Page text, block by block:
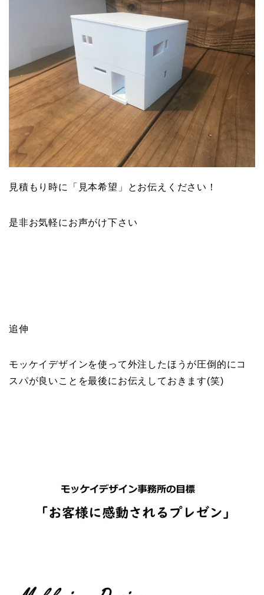
見積もり時に「見本希望」とお伝えください！
是非お気軽にお声がけ下さい
追伸
モッケイデザインを使って外注したほうが圧倒的にコ
スパが良いことを最後にお伝えしておきます(笑)